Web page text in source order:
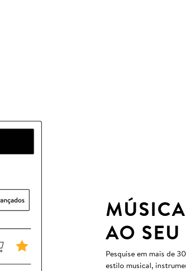
AO
Pesquise em mais de
estilo musical,